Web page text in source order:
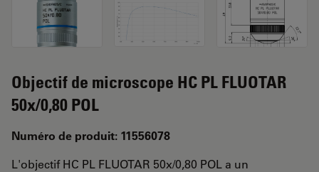
Objectif de microscope HC PL FLUOTAR
50x/0,80 POL
Numéro de produit: 11556078
L'objectif HC PL FLUOTAR 50x/0,80 POL a un